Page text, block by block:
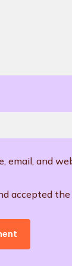
email, and
accepted the